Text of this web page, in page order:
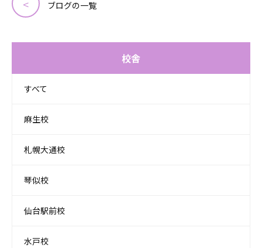
ブログの一覧
校舎
すべて
麻生校
札幌大通校
琴似校
仙台駅前校
水戸校